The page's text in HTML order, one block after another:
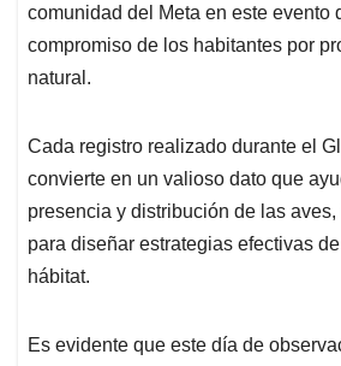
comunidad del Meta en este evento
compromiso de los habitantes por
natural.
Cada registro realizado durante el
convierte en un valioso dato que
presencia y distribución de las aves,
para diseñar estrategias efectivas
hábitat.
Es evidente que este día de